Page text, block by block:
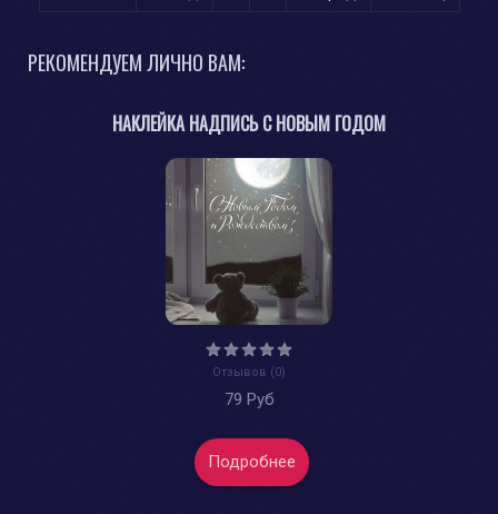
РЕКОМЕНДУЕМ ЛИЧНО ВАМ:
НАКЛЕЙКА НАДПИСЬ С НОВЫМ ГОДОМ
Отзывов (0)
79 Руб
Подробнее